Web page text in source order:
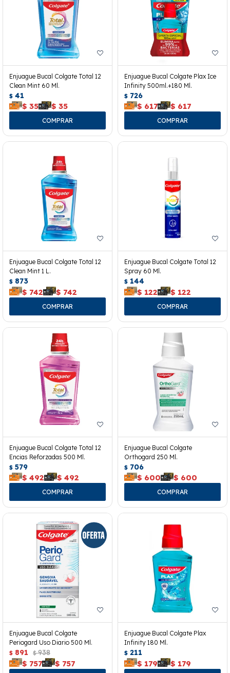
Enjuague Bucal Colgate Total 12
Clean Mint 60 Ml.
$ 41
$ 35 $ 35
Enjuague Bucal Colgate Plax Ice
Infinity 500ml.+180 Ml.
$ 726
$ 617 $ 617
Enjuague Bucal Colgate Total 12
Clean Mint 1 L.
$ 873
$ 742 $ 742
Enjuague Bucal Colgate Total 12
Spray 60 Ml.
$ 144
$ 122 $ 122
Enjuague Bucal Colgate Total 12
Encias Reforzadas 500 Ml.
$ 579
$ 492 $ 492
Enjuague Bucal Colgate
Orthogard 250 Ml.
$ 706
$ 600 $ 600
Enjuague Bucal Colgate
Periogard Uso Diario 500 Ml.
$ 891 $ 938
$ 757 $ 757
Enjuague Bucal Colgate Plax
Infinity 180 Ml.
$ 211
$ 179 $ 179